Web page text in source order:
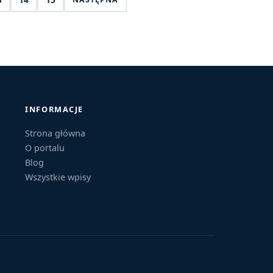
INFORMACJE
Strona główna
O portalu
Blog
Wszystkie wpisy